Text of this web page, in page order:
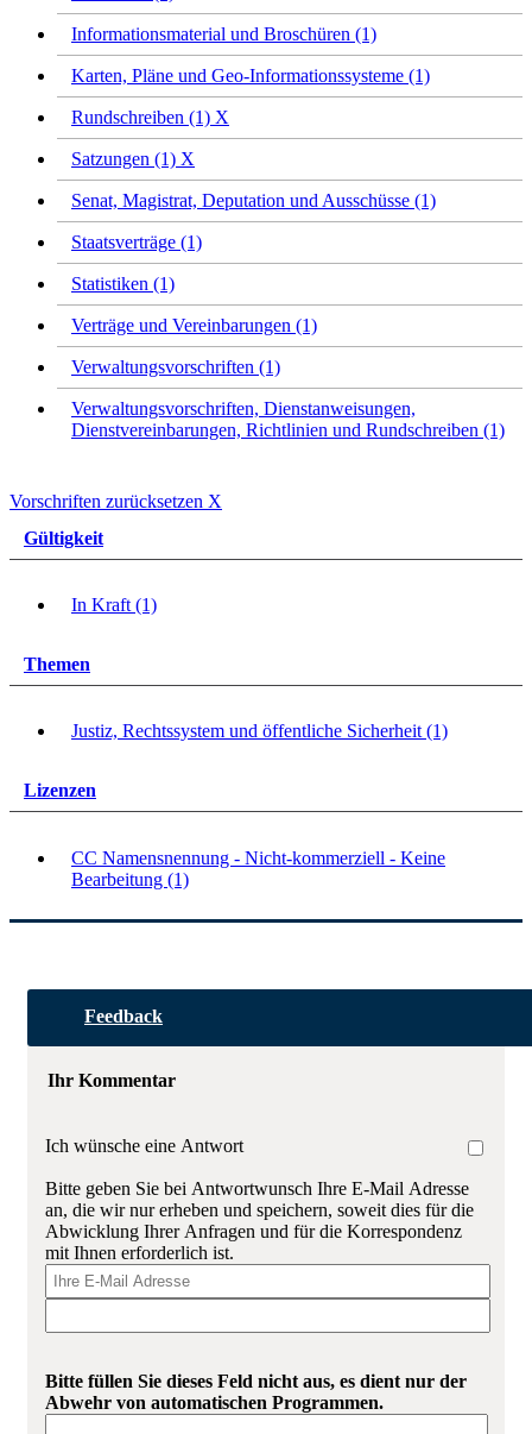
Informationsmaterial und Broschüren (1)
Karten, Pläne und Geo-Informationssysteme (1)
Rundschreiben (1) X
Satzungen (1) X
Senat, Magistrat, Deputation und Ausschüsse (1)
Staatsverträge (1)
Statistiken (1)
Verträge und Vereinbarungen (1)
Verwaltungsvorschriften (1)
Verwaltungsvorschriften, Dienstanweisungen,
Dienstvereinbarungen, Richtlinien und Rundschreiben (1)
Vorschriften zurücksetzen X
Gültigkeit
In Kraft (1)
Themen
Justiz, Rechtssystem und öffentliche Sicherheit (1)
Lizenzen
CC Namensnennung - Nicht-kommerziell - Keine
Bearbeitung (1)
Feedback
Ihr Kommentar
Ich wünsche eine Antwort
Bitte geben Sie bei Antwortwunsch Ihre E-Mail Adresse
an, die wir nur erheben und speichern, soweit dies für die
Abwicklung Ihrer Anfragen und für die Korrespondenz
mit Ihnen erforderlich ist.
Bitte füllen Sie dieses Feld nicht aus, es dient nur der
Abwehr von automatischen Programmen.